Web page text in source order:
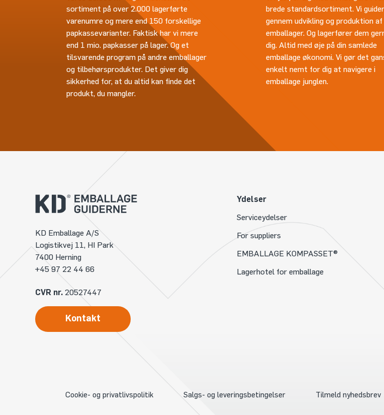
sortiment på over 2.000 lagerførte
varenumre og mere end 150 forskellige
papkassevarianter. Faktisk har vi mere
end 1 mio. papkasser på lager. Og et
tilsvarende program på andre emballager
og tilbehørsprodukter. Det giver dig
sikkerhed for, at du altid kan finde det
produkt, du mangler.
brede standardsortiment. Vi
gennem udvikling og produktion af
emballager. Og lagerfører dem
dig. Altid med øje på din samlede
emballage økonomi. Vi gør det
enkelt nemt for dig at navigere i
emballage junglen.
KD Emballage A/S
Logistikvej 11, HI Park
7400 Herning
+45 97 22 44 66
CVR nr. 20527447
Kontakt
Ydelser
Serviceydelser
For suppliers
EMBALLAGE KOMPASSET®
Lagerhotel for emballage
Cookie- og privatlivspolitik Salgs- og leveringsbetingelser Tilmeld nyhedsbrev